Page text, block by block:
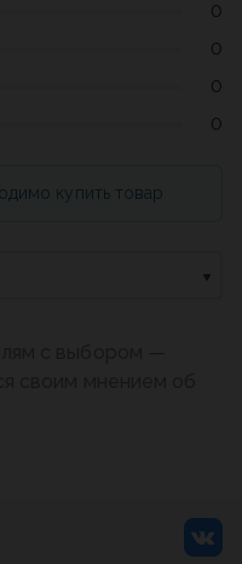
0
0
0
0
купить товар